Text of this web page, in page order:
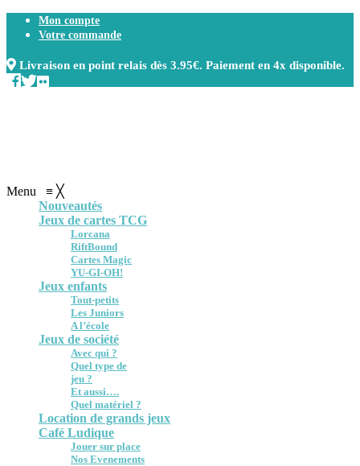
Mon compte
Votre commande
Livraison en point relais dès 3.95€. Paiement en 4x disponible.
Menu ≡ ╳
Nouveautés
Jeux de cartes TCG
Lorcana
RiftBound
Cartes Magic
YU-GI-OH!
Jeux enfants
Tout-petits
Les Juniors
A l’école
Jeux de société
Avec qui ?
Quel type de
jeu ?
Et aussi….
Quel matériel ?
Location de grands jeux
Café Ludique
Jouer sur place
Nos Evenements